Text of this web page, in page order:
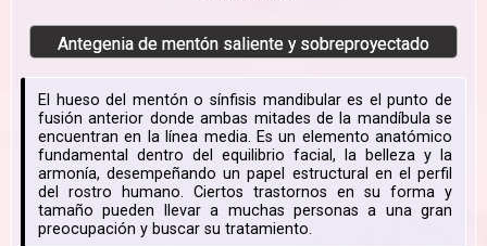
Antegenia de mentón saliente y sobreproyectado
El hueso del mentón o sínfisis mandibular es el punto de
fusión anterior donde ambas mitades de la mandíbula se
encuentran en la línea media. Es un elemento anatómico
fundamental dentro del equilibrio facial, la belleza y la
armonía, desempeñando un papel estructural en el perfil
del rostro humano. Ciertos trastornos en su forma y
tamaño pueden llevar a muchas personas a una gran
preocupación y buscar su tratamiento.